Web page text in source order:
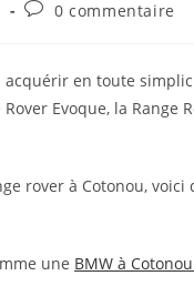
Commentaires
publication :
0 commentaire
en toute
Rover Evoque, la Range
rover à Cotonou,
une BMW à